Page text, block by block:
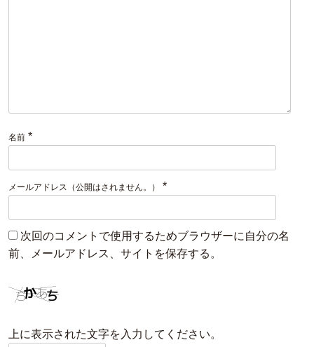
名前 *
メールアドレス（公開はされません。） *
次回のコメントで使用するためブラウザーに自分の名
前、メールアドレス、サイトを保存する。
上に表示された文字を入力してください。